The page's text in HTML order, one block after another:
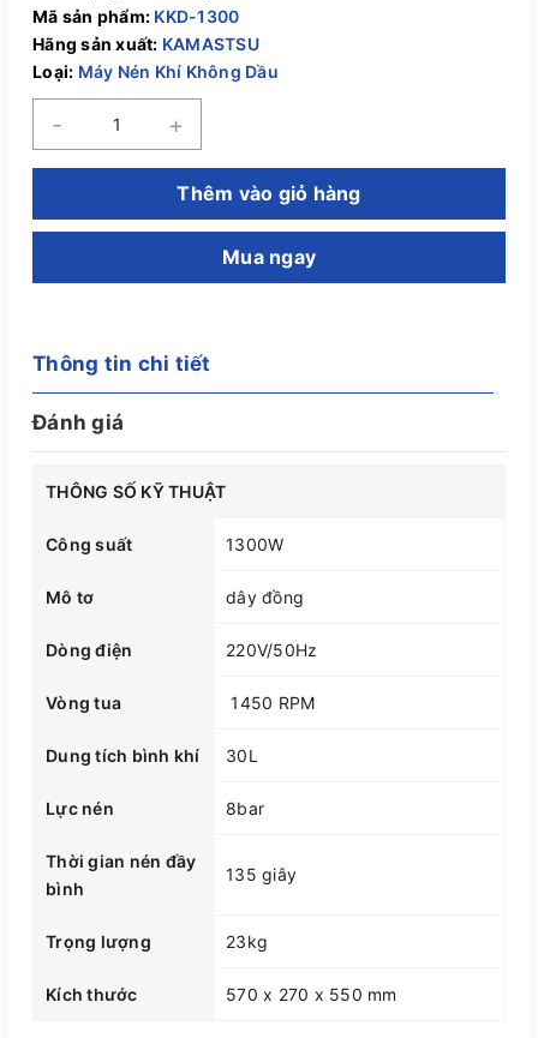
Mã sản phẩm: KKD-1300
Hãng sản xuất: KAMASTSU
Loại: Máy Nén Khí Không Dầu
- +
Thêm vào giỏ hàng
Mua ngay
Thông tin chi tiết
Đánh giá
THÔNG SỐ KỸ THUẬT
Công suất 1300W
Mô tơ dây đồng
Dòng điện 220V/50Hz
Vòng tua 1450 RPM
Dung tích bình khí 30L
Lực nén 8bar
Thời gian nén đầy
bình
135 giây
Trọng lượng 23kg
Kích thước 570 x 270 x 550 mm